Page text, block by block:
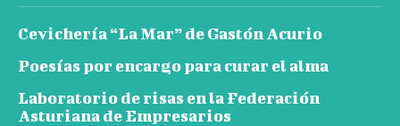
Cevichería “La Mar” de Gastón Acurio
Poesías por encargo para curar el alma
Laboratorio de risas en la Federación
Asturiana de Empresarios